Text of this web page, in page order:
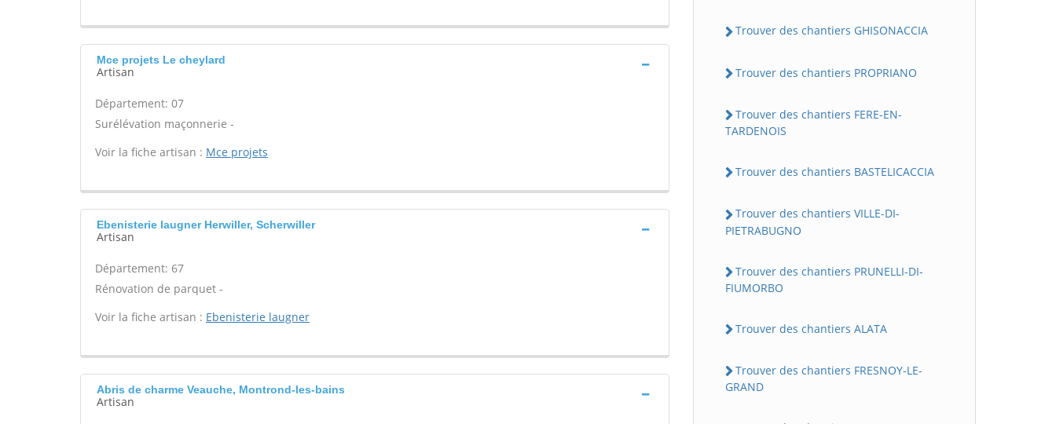
Mce projets Le cheylard
Artisan
Département: 07
Surélévation maçonnerie -
Voir la fiche artisan : Mce projets
Ebenisterie laugner Herwiller, Scherwiller
Artisan
Département: 67
Rénovation de parquet -
Voir la fiche artisan : Ebenisterie laugner
Abris de charme Veauche, Montrond-les-bains
Artisan
Trouver des chantiers GHISONACCIA
Trouver des chantiers PROPRIANO
Trouver des chantiers FERE-EN-
TARDENOIS
Trouver des chantiers BASTELICACCIA
Trouver des chantiers VILLE-DI-
PIETRABUGNO
Trouver des chantiers PRUNELLI-DI-
FIUMORBO
Trouver des chantiers ALATA
Trouver des chantiers FRESNOY-LE-
GRAND